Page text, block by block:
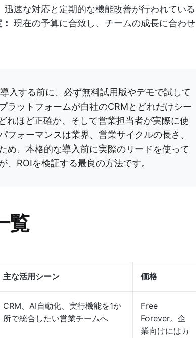
迅速な対応と定期的な機能改善が行われている
現在の予算に合致し、チームの成長に合わせ
入する前に、必ず無料試用版やデモで試して
ラットフォームが自社のCRMとどれだけシー
れほど正確か、そして営業担当者が実際に使
ォーマンスは業界、営業サイクルの長さ、
め、本格的な導入前に実際のリードを使って
ROIを検証する最良の方法です。
覧
主な活用シーン 価格
CRM、AI自動化、実行機能を1か
所で統合したい営業チームへ
Free
Forever。企
業向けにはカ